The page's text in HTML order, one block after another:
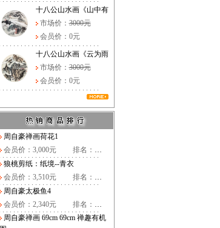
十八公山水画《山中有
市场价：3000元
会员价：0元
十八公山水画《云为雨
市场价：3000元
会员价：0元
周自豪禅画荷花1
会员价：3,000元
排名： …
狼桃剪纸：纸境--青衣
会员价：3,510元
排名： …
周自豪太极鱼4
会员价：2,340元
排名： …
周自豪禅画 69cm 69cm 禅趣有机